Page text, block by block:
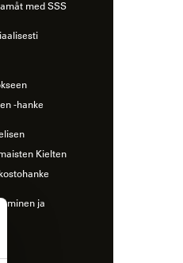
med SSS
-hanke
Kielten
ja